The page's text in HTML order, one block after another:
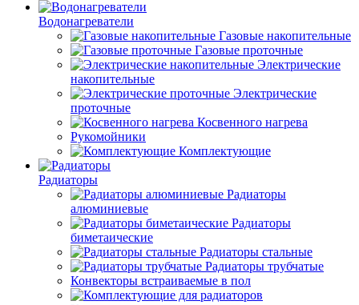
Водонагреватели
Газовые накопительные
Газовые проточные
Электрические
накопительные
Электрические
проточные
Косвенного нагрева
Рукомойники
Комплектующие
Радиаторы
Радиаторы
алюминиевые
Радиаторы
биметаические
Радиаторы стальные
Радиаторы трубчатые
Конвекторы встраиваемые в пол